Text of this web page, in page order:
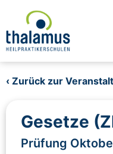
‹ Zurück zur
Gesetze
Prüfung